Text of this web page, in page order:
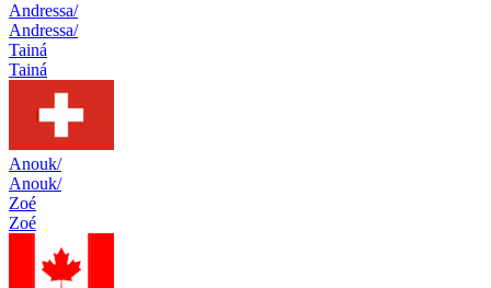
Andressa/
Andressa/
Tainá
Tainá
Anouk/
Anouk/
Zoé
Zoé